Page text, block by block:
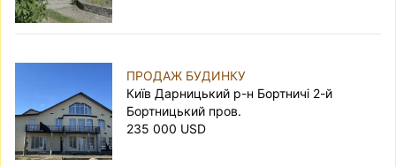
ПРОДАЖ БУДИНКУ
Київ Дарницький р-н Бортничі 2-й
Бортницький пров.
235 000 USD